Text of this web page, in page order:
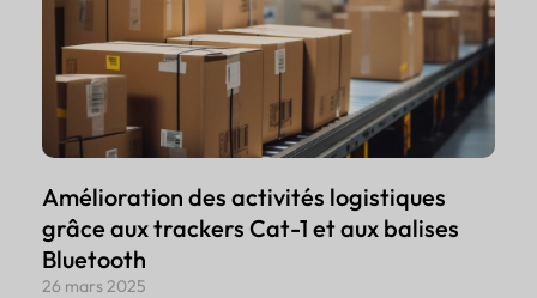
Amélioration des activités logistiques
grâce aux trackers Cat-1 et aux balises
Bluetooth
26 mars 2025